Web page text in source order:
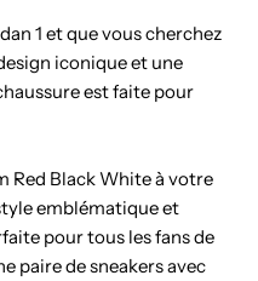
1 et que vous cherchez
iconique et une
est faite pour
Red Black White à votre
emblématique et
pour tous les fans de
paire de sneakers avec